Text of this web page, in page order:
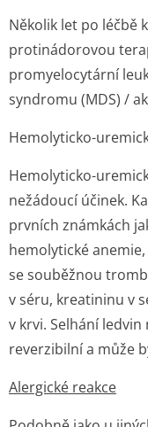
Několik let po léčbě
protinádorovou
promyelocytární
syndromu (MDS) /
Hemolyticko-
Hemolyticko-
nežádoucí účinek.
prvních známkách
hemolytické
se souběžnou
v séru, kreatininu v
v krvi. Selhání
reverzibilní a může
Alergické reakce